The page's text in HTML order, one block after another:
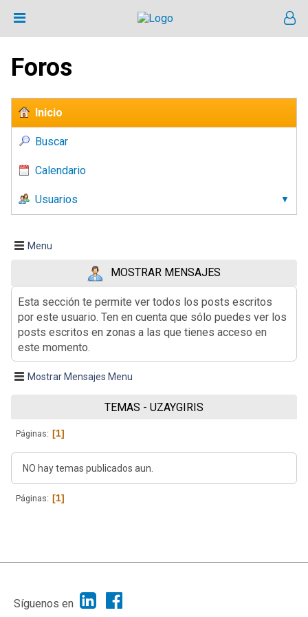
Foros
Inicio
Buscar
Calendario
Usuarios
Menu
MOSTRAR MENSAJES
Esta sección te permite ver todos los posts escritos
por este usuario. Ten en cuenta que sólo puedes ver los
posts escritos en zonas a las que tienes acceso en
este momento.
Mostrar Mensajes Menu
TEMAS - UZAYGIRIS
Páginas 1
NO hay temas publicados aun.
Páginas 1
|
Síguenos en